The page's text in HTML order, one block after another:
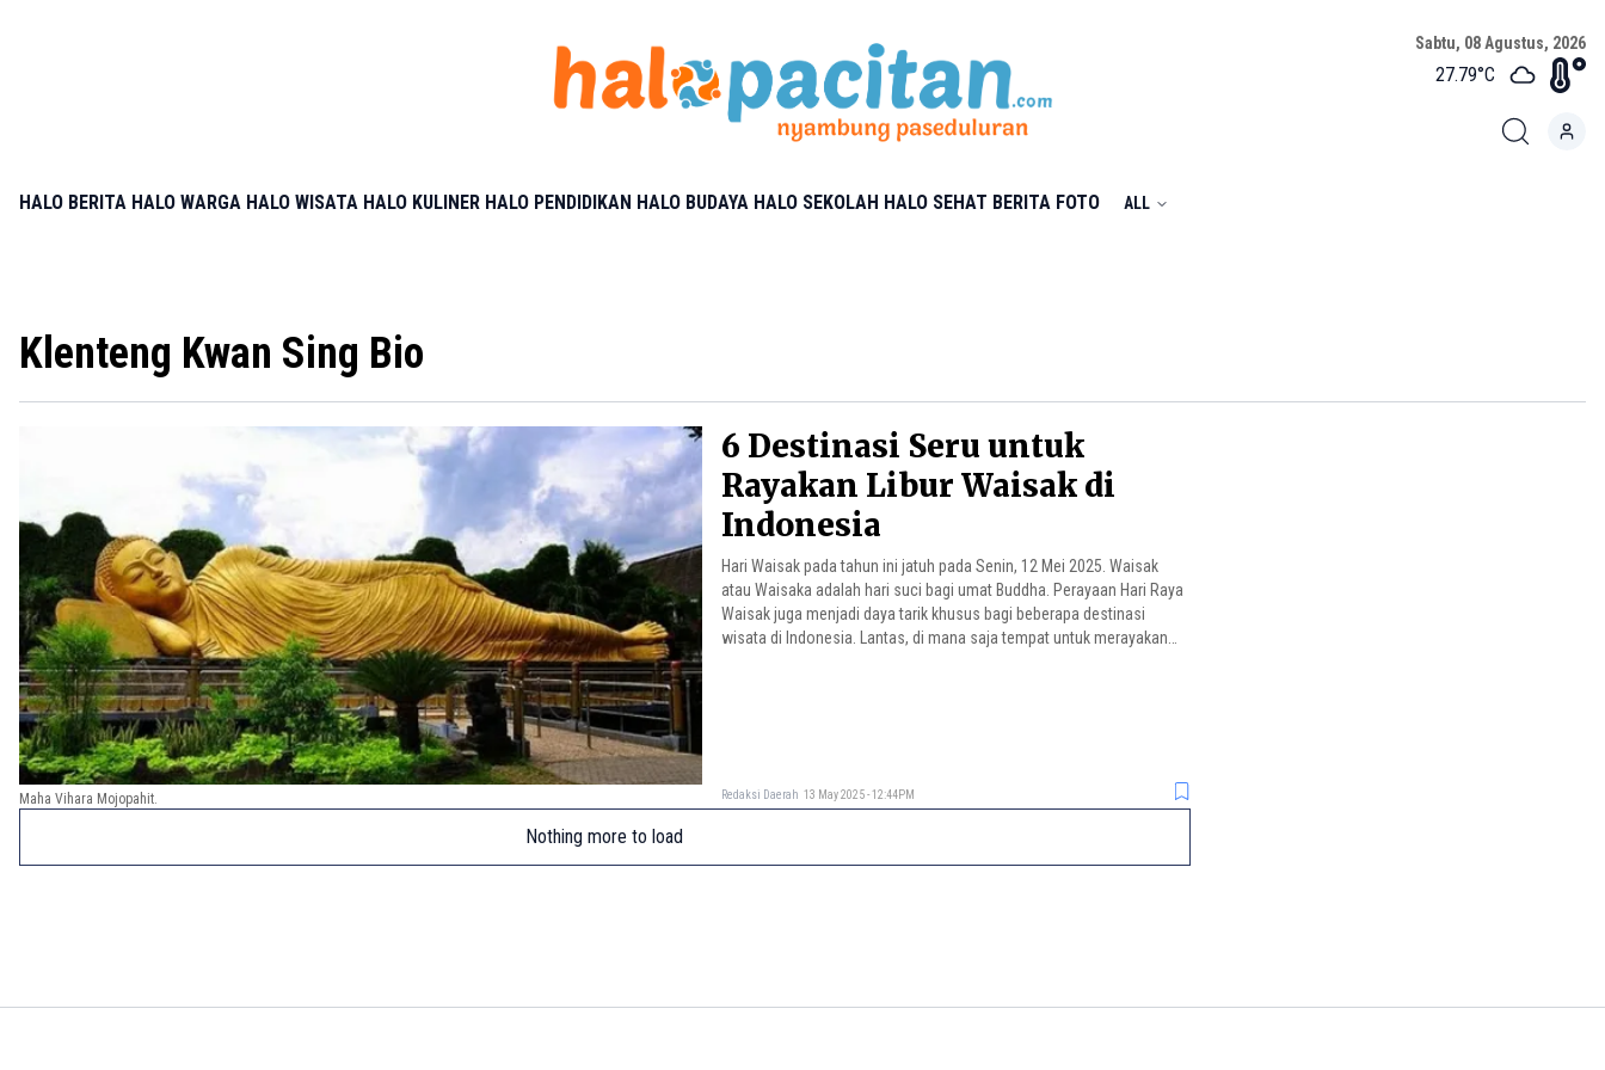
Sabtu, 08 Agustus, 2026
27.79°C
HALO BERITA HALO WARGA HALO WISATA HALO KULINER HALO PENDIDIKAN HALO BUDAYA HALO SEKOLAH HALO SEHAT BERITA FOTO ALL
Klenteng Kwan Sing Bio
6 Destinasi Seru untuk
Rayakan Libur Waisak di
Indonesia
Hari Waisak pada tahun ini jatuh pada Senin, 12 Mei 2025. Waisak
atau Waisaka adalah hari suci bagi umat Buddha. Perayaan Hari Raya
Waisak juga menjadi daya tarik khusus bagi beberapa destinasi
wisata di Indonesia. Lantas, di mana saja tempat untuk merayakan
Redaksi Daerah 13 May 2025 - 12:44PM
Maha Vihara Mojopahit.
Nothing more to load